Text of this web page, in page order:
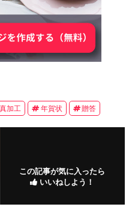
加工 年賀状 贈答
この記事が気に入ったら
いいねしよう！